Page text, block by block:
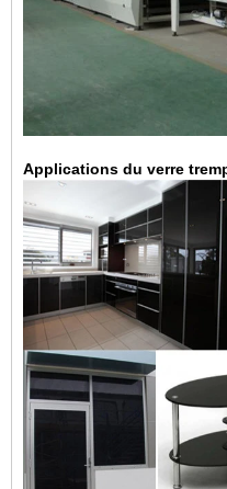
Applications du verre